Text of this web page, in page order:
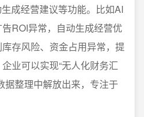
成经营建议等功能。比如AI
ROI异常，自动生成经营优
存风险、资金占用异常，提
业可以实现“无人化财务汇
据整理中解放出来，专注于